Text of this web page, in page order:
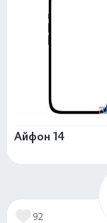
Айфон 14
92